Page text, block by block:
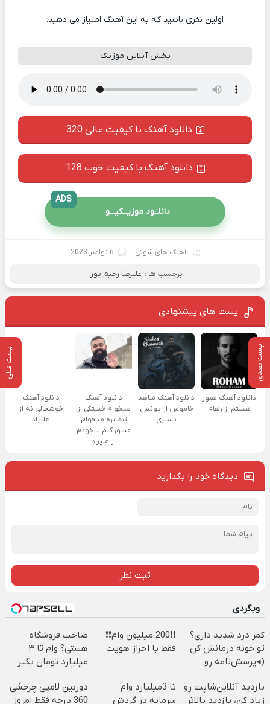
پست بعدی پست قبلی
اولین نفری باشید که به این آهنگ امتیاز می دهید.
پخش آنلاین موزیک
دانلود آهنگ با کیفیت عالی 320
دانلود آهنگ با کیفیت خوب 128
دانلــود موزیــکیـــو
ADS
آهنگ های شوتی 6 نوامبر 2023
برچسب ها : علیرضا رحیم پور
پست های پیشنهادی
دانلود آهنگ هنوز
هستم از رهام
دانلود آهنگ شاهد
خاموش از یونس
بشیری
دانلود آهنگ
میخوام خستگی از
تنم بره میخوام
عشق کنم با خودم
از علیراد
دانلود آهنگ
خوشحالی نه از
علیراد
دیدگاه خود را بگذارید
ثبت نظر
وبگردی
کمر درد شدید داری؟
تو خونه درمانش کن
(◂پرسش‌نامه رو
❗❗200 میلیون وام❗❗
فقط با احراز هویت
صاحب فروشگاه
هستی؟ وام تا ۳
میلیارد تومان بگیر
بازدید آنلاین‌شاپت رو
زیاد کن، بازدید بالاتر
تا 3میلیارد وام
سرمایه در گردش
دوربین لامپی چرخشی
360 درجه فقط امروز